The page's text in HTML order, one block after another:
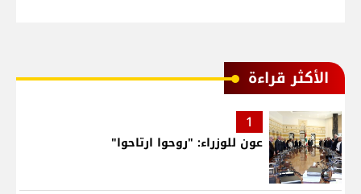
الأكثر قراءة
1
عون للوزراء: "روحوا ارتاحوا"